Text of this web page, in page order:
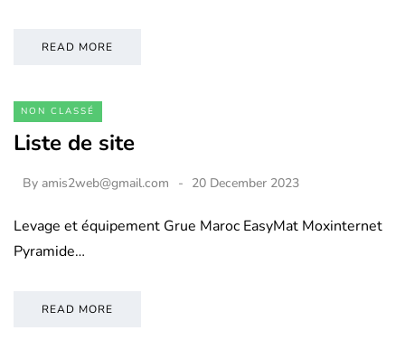
READ MORE
NON CLASSÉ
Liste de site
By amis2web@gmail.com 20 December 2023
Levage et équipement Grue Maroc EasyMat Moxinternet
Pyramide…
READ MORE